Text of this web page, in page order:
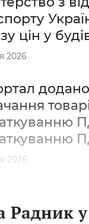
цін у
2026
2026
Радник